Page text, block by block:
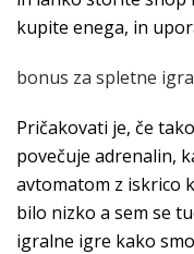
kupite enega, in
bonus za spletne
Pričakovati je, če
povečuje adrenalin,
avtomatom z iskrico
bilo nizko a sem se
igralne igre kako